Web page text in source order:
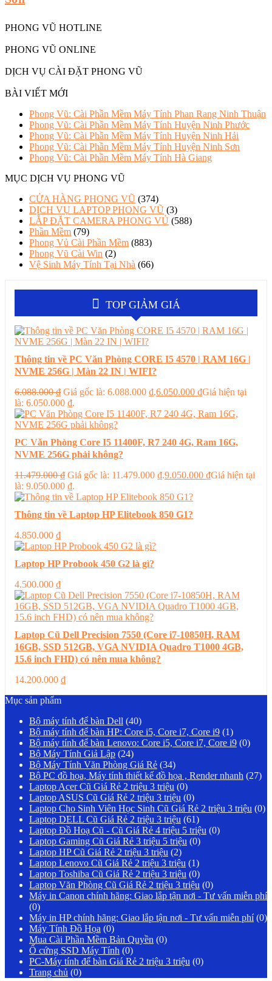
PHONG VŨ HOTLINE
PHONG VŨ ONLINE
DỊCH VỤ CÀI ĐẶT PHONG VŨ
BÀI VIẾT MỚI
Phong Vũ: Cài Phần Mềm Máy Tính Phan Rang Ninh Thuận
Phong Vũ: Cài Phần Mềm Máy Tính Huyện Ninh Phước
Phong Vũ: Cài Phần Mềm Máy Tính Huyện Ninh Hải
Phong Vũ: Cài Phần Mềm Máy Tính Huyện Ninh Sơn
Phong Vũ: Cài Phần Mềm Máy Tính Hà Giang
MỤC DỊCH VỤ PHONG VŨ
CỬA HÀNG PHONG VŨ (374)
DỊCH VỤ LAPTOP PHONG VŨ (3)
LẮP ĐẶT CAMERA PHONG VỦ (588)
Phần Mềm (79)
Phong Vủ Cài Phần Mềm (883)
Phong Vũ Cài Win (2)
Vệ Sinh Máy Tính Tại Nhà (66)
TOP GIẢM GIÁ
Thông tin về PC Văn Phòng CORE I5 4570 | RAM 16G |
NVME 256G | Màn 22 IN | WIFI?
6.088.000₫ Giá gốc là: 6.088.000 ₫.6.050.000 ₫Giá hiện tại
là: 6.050.000 ₫.
PC Văn Phòng Core I5 11400F, R7 240 4G, Ram 16G,
NVME 256G phải không?
11.479.000₫ Giá gốc là: 11.479.000 ₫.9.050.000 ₫Giá hiện tại
là: 9.050.000 ₫.
Thông tin về Laptop HP Elitebook 850 G1?
4.850.000 ₫
Laptop HP Probook 450 G2 là gì?
4.500.000 ₫
Laptop Cũ Dell Precision 7550 (Core i7-10850H, RAM
16GB, SSD 512GB, VGA NVIDIA Quadro T1000 4GB,
15.6 inch FHD) có nên mua không?
14.200.000 ₫
Mục sản phẩm
Bộ máy tính để bàn Dell (40)
Bộ máy tính để bàn HP: Core i5, Core i7, Core i9 (1)
Bộ máy tính để bàn Lenovo: Core i5, Core i7, Core i9 (0)
Bộ Máy Tính Giả Lập (24)
Bộ Máy Tính Văn Phòng Giá Rẻ (34)
Bộ PC đồ họa, Máy tính thiết kế đồ họa , Render nhanh (27)
Laptop Acer Cũ Giá Rẻ 2 triệu 3 triệu (0)
Laptop ASUS Cũ Giá Rẻ 2 triệu 3 triệu (0)
Laptop Cho Sinh Viên Học Sinh Cũ Giá Rẻ 2 triệu 3 triệu (0)
Laptop DELL Cũ Giá Rẻ 2 triệu 3 triệu (61)
Laptop Đồ Hoạ Cũ - Cũ Giá Rẻ 4 triệu 5 triệu (0)
Laptop Gaming Cũ Giá Rẻ 3 triệu 5 triệu (0)
Laptop HP Cũ Giá Rẻ 2 triệu 3 triệu (2)
Laptop Lenovo Cũ Giá Rẻ 2 triệu 3 triệu (1)
Laptop Toshiba Cũ Giá Rẻ 2 triệu 3 triệu (0)
Laptop Văn Phòng Cũ Giá Rẻ 2 triệu 3 triệu (0)
Máy in Canon chính hãng: Giao lắp tận nơi - Tư vấn miễn phí
(0)
Máy in HP chính hãng: Giao lắp tận nơi - Tư vấn miễn phí (0)
Máy Tính Đồ Họa (0)
Mua Cài Phần Mềm Bản Quyền (0)
Ổ cứng SSD Máy Tính (0)
PC-Máy tính để bàn Giá Rẻ 2 triệu 3 triệu (0)
Trang chủ (0)